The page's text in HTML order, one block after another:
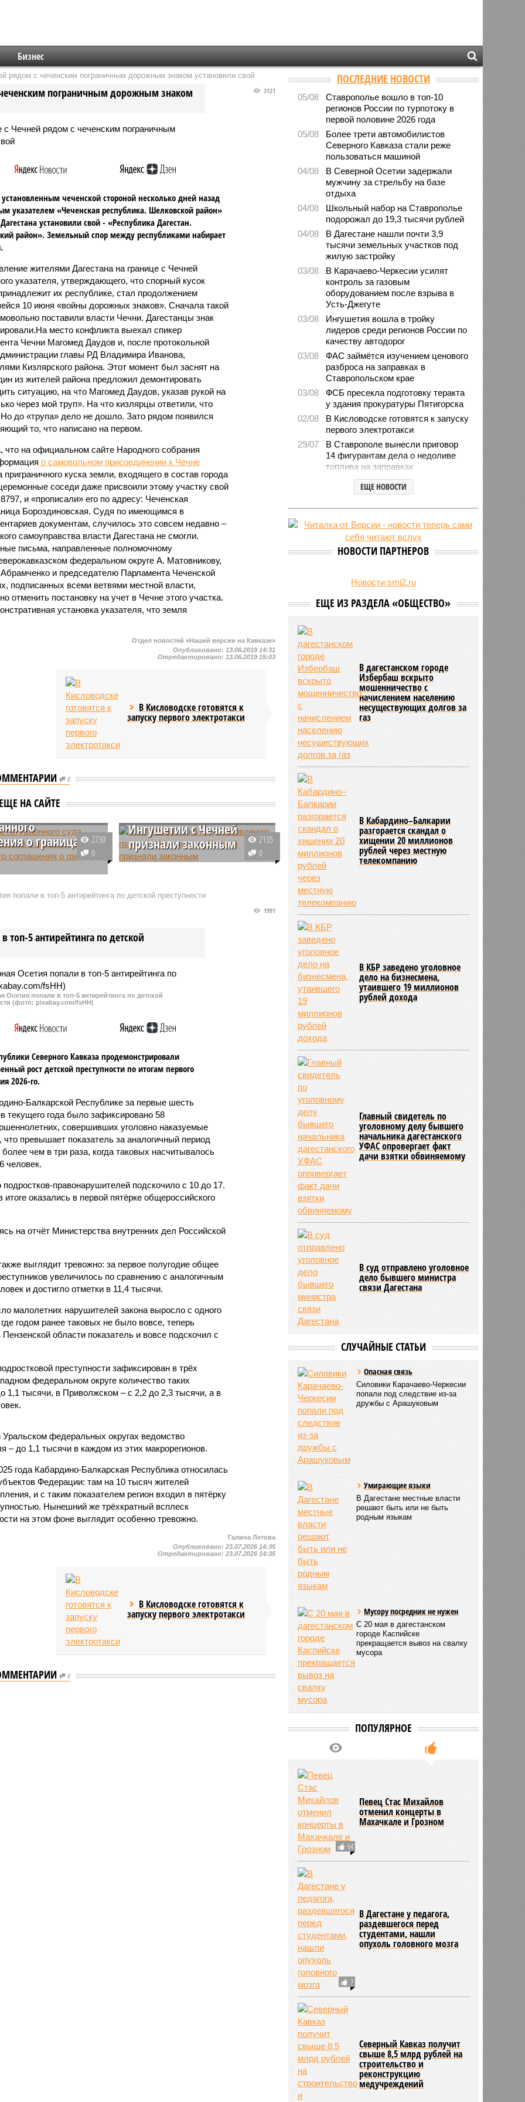
Бизнес
рядом с чеченским пограничным дорожным знаком установили свой
пограничным дорожным знаком 3121
чеченской стороной несколько дней назад
указателем «Чеченская республика. Шелковской район»
установили свой - «Республика Дагестан.
район». Земельный спор между республиками набирает
жителями Дагестана на границе с Чечней
указателя, утверждающего, что спорный кусок
их республике, стал продолжением
10 июня «войны дорожных знаков». Сначала такой
поставили власти Чечни. Дагестанцы знак
место конфликта выехал спикер
Чечни Магомед Даудов и, после протокольной
главы РД Владимира Иванова,
Кизлярского района. Этот момент был заснят на
из жителей района предложил демонтировать
ситуацию, на что Магомед Даудов, указав рукой на
через мой труп». На что кизлярцы ответили, что
Но до «трупа» дело не дошло. Зато рядом появился
то, что написано на первом.
на официальном сайте Народного собрания
о самовольном присоединении к Чечне
куска земли, входящего в состав города
соседи даже присвоили этому участку свой
и «прописали» его по адресу: Чеченская
Бороздиновская. Судя по имеющимся в
документам, случилось это совсем недавно –
самоуправства власти Дагестана не смогли.
письма, направленные полномочному
федеральном округе А. Матовникову,
и председателю Парламента Чеченской
подписанных всеми ветвями местной власти,
отменить постановку на учет в Чечне этого участка.
установка указателя, что земля
Отдел новостей «Нашей версии на Кавказе»
Опубликовано: 13.06.2019 14:31
Отредактировано: 13.06.2019 15:03
В Кисловодске готовятся к
запуску первого электротакси
0
ЕЩЕ НА САЙТЕзаявил о
о границах с
в социальных
Аюп Гагиев
с соседней Чечней
2730
0
Отклонение иска по
Ингушетии с Чечней
признали законным
Верховный суд Республики
границы с Чеченской
населения.
2135
0
попали в топ-5 антирейтинга по детской преступности
топ-5 антирейтинга по детской
1991
Осетия попали в топ-5 антирейтинга по детской
(фото: pixabay.com/fsHH)
Северного Кавказа продемонстрировали
рост детской преступности по итогам первого
2026-го.
Балкарской Республике за первые шесть
текущего года было зафиксировано 58
совершивших уголовно наказуемые
что превышает показатель за аналогичный период
более чем в три раза, когда таковых насчитывалось
человек.
правонарушителей подскочило с 10 до 17.
оказались в первой пятёрке общероссийского
на отчёт Министерства внутренних дел Российской
выглядит тревожно: за первое полугодие общее
увеличилось по сравнению с аналогичным
и достигло отметки в 11,4 тысячи.
малолетних нарушителей закона выросло с одного
годом ранее таковых не было вовсе, теперь
области показатель и вовсе подскочил с
преступности зафиксирован в трёх
федеральном округе количество таких
1,1 тысячи, в Приволжском – с 2,2 до 2,3 тысячи, а в
федеральных округах ведомство
– до 1,1 тысячи в каждом из этих макрорегионов.
года Кабардино-Балкарская Республика относилась
Федерации: там на 10 тысяч жителей
и с таким показателем регион входил в пятёрку
Нынешний же трёхкратный всплеск
на этом фоне выглядит особенно тревожно.
Галина Летова
Опубликовано:23.07.2026 14:35
Отредактировано:23.07.2026 14:35
В Кисловодске готовятся к
запуску первого электротакси
0
ПОСЛЕДНИЕ НОВОСТИ
05/08
Ставрополье вошло в топ-10
регионов России по турпотоку в
первой половине 2026 года
05/08
Более трети автомобилистов
Северного Кавказа стали реже
пользоваться машиной
04/08
В Северной Осетии задержали
мужчину за стрельбу на базе
отдыха
04/08
Школьный набор на Ставрополье
подорожал до 19,3 тысячи рублей
04/08
В Дагестане нашли почти 3,9
тысячи земельных участков под
жилую застройку
03/08
В Карачаево-Черкесии усилят
контроль за газовым
оборудованием после взрыва в
Усть-Джегуте
03/08
Ингушетия вошла в тройку
лидеров среди регионов России по
качеству автодорог
03/08
ФАС займётся изучением ценового
разброса на заправках в
Ставропольском крае
03/08
ФСБ пресекла подготовку теракта
у здания прокуратуры Пятигорска
02/08
В Кисловодске готовятся к запуску
первого электротакси
29/07
В Ставрополе вынесли приговор
14 фигурантам дела о недоливе
топлива на заправках
Продажи подержанных авто в
СКФО сократились в 2026 году
28/07
Авиалесоохрана предупредила о
на Северном Кавказе в августе
Кисловодский пляж стал первым
на Ставрополье обладателем
Республики СКФО замкнули
обороту розничной торговли
ЕЩЕ НОВОСТИ
НОВОСТИ ПАРТНЕРОВ
Новости smi2.ru
ЕЩЕ ИЗ РАЗДЕЛА «ОБЩЕСТВО»
В дагестанском городе
Избербаш вскрыто
мошенничество с
начислением населению
несуществующих долгов за
газ
В Кабардино–Балкарии
разгорается скандал о
хищении 20 миллионов
рублей через местную
телекомпанию
В КБР заведено уголовное
дело на бизнесмена,
утаившего 19 миллионов
рублей дохода
Главный свидетель по
уголовному делу бывшего
начальника дагестанского
УФАС опровергает факт
дачи взятки обвиняемому
В суд отправлено уголовное
дело бывшего министра
связи Дагестана
СЛУЧАЙНЫЕ СТАТЬИ
Опасная связь
Силовики Карачаево-Черкесии
попали под следствие из-за
дружбы с Арашуковым
Умирающие языки
В Дагестане местные власти
решают быть или не быть
родным языкам
Мусору посредник не нужен
С 20 мая в дагестанском
городе Каспийске
прекращается вывоз на свалку
мусора
ПОПУЛЯРНОЕ
64
Певец Стас Михайлов
отменил концерты в
Махачкале и Грозном
7
В Дагестане у педагога,
раздевшегося перед
студентами, нашли
опухоль головного мозга
Северный Кавказ получит
свыше 8,5 млрд рублей на
строительство и
реконструкцию
медучреждений